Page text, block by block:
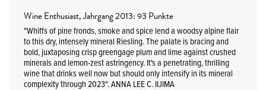
Wine Enthusiast, Jahrgang 2013: 93 Punkte
"Whiffs of pine fronds, smoke and spice lend a woodsy alpine flair
to this dry, intensely mineral Riesling. The palate is bracing and
bold, juxtaposing crisp greengage plum and lime against crushed
minerals and lemon-zest astringency. It's a penetrating, thrilling
wine that drinks well now but should only intensify in its mineral
complexity through 2023". ANNA LEE C. IIJIMA